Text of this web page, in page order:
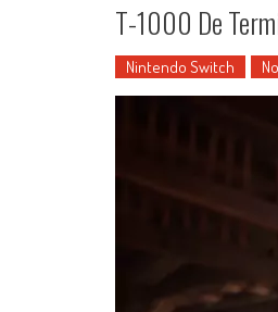
T-1000 De
Nintendo Switch